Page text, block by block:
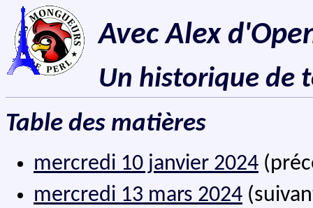
Avec Alex
Un historique de
Table des matières
mercredi 10 janvier 2024
mercredi 13 mars 2024